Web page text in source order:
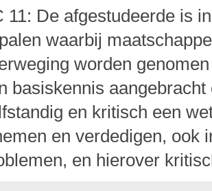
11: De afgestudeerde is
waarbij
worden
basiskennis
en kritisch een
en verdedigen, ook
en hierover